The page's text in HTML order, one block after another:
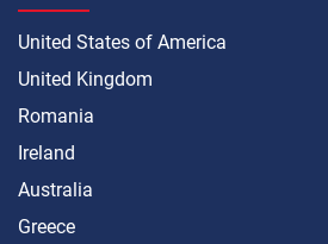
United States of America
United Kingdom
Romania
Ireland
Australia
Greece